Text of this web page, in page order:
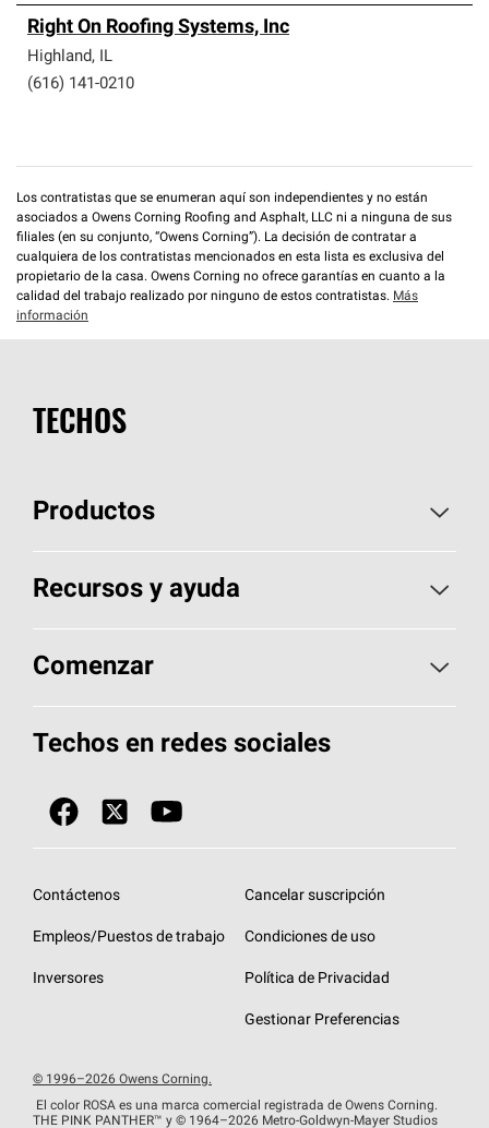
Right On Roofing Systems, Inc
Highland, IL
(616) 141-0210
Los contratistas que se enumeran aquí son independientes y no están
asociados a Owens Corning Roofing and Asphalt, LLC ni a ninguna de sus
filiales (en su conjunto, “Owens Corning”). La decisión de contratar a
cualquiera de los contratistas mencionados en esta lista es exclusiva del
propietario de la casa. Owens Corning no ofrece garantías en cuanto a la
calidad del trabajo realizado por ninguno de estos contratistas. Más
información
TECHOS
Productos
Elija sus tejas
Encuentre un contratista
Componentes para techos
Tecnología SureNail®
Garantías de techos
Recursos y ayuda
Aspectos básicos sobre techos
Herramientas de diseño y color
Únase a la red de contratistas de techos
Diseño en el techo
Eventos para contratistas
Comenzar
Llame al 1-800-GET-PINK®
Encuentre una tienda o encuentre un
Financiamiento de techos
Techos en redes sociales
Contáctenos
Empleos/Puestos de trabajo
Inversores
Cancelar suscripción
Condiciones de uso
Política de Privacidad
Gestionar Preferencias
© 1996–2026 Owens Corning.
El color ROSA es una marca comercial registrada de Owens Corning.
THE PINK PANTHER™ y © 1964–2026 Metro-Goldwyn-Mayer Studios